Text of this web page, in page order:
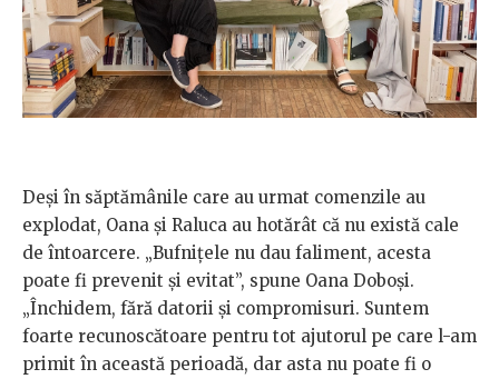
Deși în săptămânile care au urmat comenzile au
explodat, Oana și Raluca au hotărât că nu există cale
de întoarcere. „Bufnițele nu dau faliment, acesta
poate fi prevenit și evitat”, spune Oana Doboși.
„Închidem, fără datorii și compromisuri. Suntem
foarte recunoscătoare pentru tot ajutorul pe care l-am
primit în această perioadă, dar asta nu poate fi o